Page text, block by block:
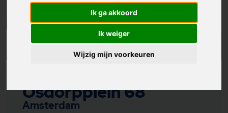
Ik ga akkoord
Ik weiger
Wijzig mijn voorkeuren
Osdorpplein 68
Amsterdam